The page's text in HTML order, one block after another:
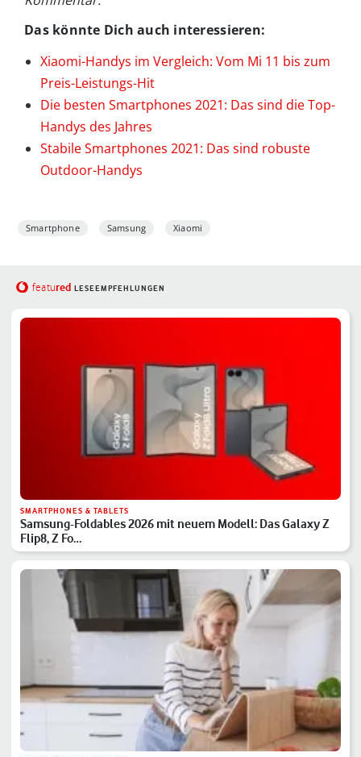
Das könnte Dich auch interessieren:
Xiaomi-Handys im Vergleich: Vom Mi 11 bis zum
Preis-Leistungs-Hit
Die besten Smartphones 2021: Das sind die Top-
Handys des Jahres
Stabile Smartphones 2021: Das sind robuste
Outdoor-Handys
Smartphone Samsung Xiaomi
featured LESEEMPFEHLUNGEN
SMARTPHONES & TABLETS
Samsung-Foldables 2026 mit neuem Modell: Das Galaxy Z
Flip8, Z Fo…